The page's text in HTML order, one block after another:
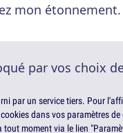
mon étonnement.
par vos choix
par un service tiers. Pour
dans vos paramètres
tout moment via le lien